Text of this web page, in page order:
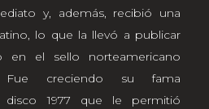
y, además, recibió una
lo que la llevó a publicar
en el sello norteamericano
Fue creciendo su fama
disco 1977 que le permitió